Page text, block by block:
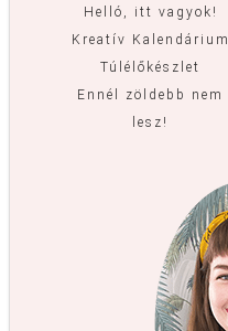
Helló, itt vagyok!
Kreatív Kalendárium
Túlélőkészlet
Ennél zöldebb nem
lesz!